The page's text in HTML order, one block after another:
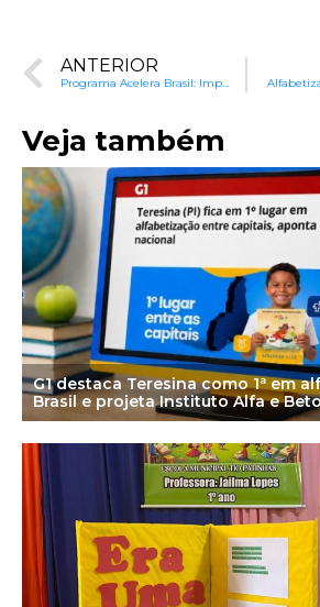
ANTERIOR
Veja também
G1 destaca Teresina como 1ª em
Brasil e projeta Instituto Alfa e